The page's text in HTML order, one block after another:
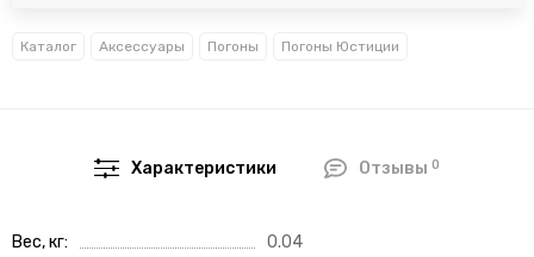
Каталог Аксессуары Погоны Погоны Юстиции
Характеристики Отзывы 0
Вес, кг 0.04